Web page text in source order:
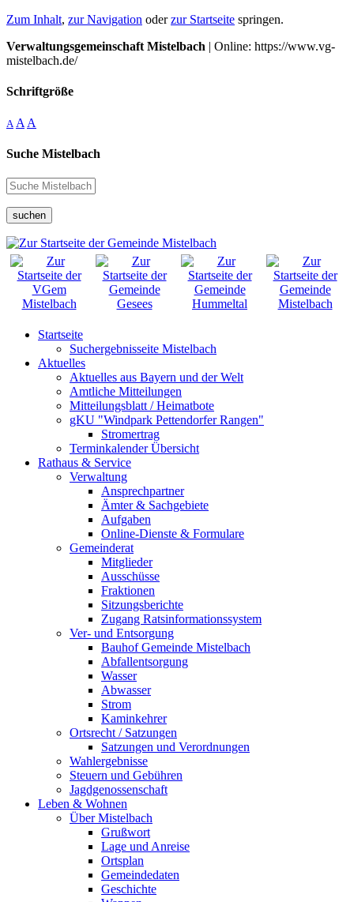
Zum Inhalt, zur Navigation oderzur Startseite springen.
Verwaltungsgemeinschaft Mistelbach | Online: https://www.vg-
mistelbach.de/
Schriftgröße
A A A
Suche Mistelbach
suchen
Startseite
Suchergebnisseite Mistelbach
Aktuelles
Aktuelles aus Bayern und der Welt
Amtliche Mitteilungen
Mitteilungsblatt / Heimatbote
gKU "Windpark Pettendorfer Rangen"
Stromertrag
Terminkalender Übersicht
Rathaus & Service
Verwaltung
Ansprechpartner
Ämter & Sachgebiete
Aufgaben
Online-Dienste & Formulare
Gemeinderat
Mitglieder
Ausschüsse
Fraktionen
Sitzungsberichte
Zugang Ratsinformationssystem
Ver- und Entsorgung
Bauhof Gemeinde Mistelbach
Abfallentsorgung
Wasser
Abwasser
Strom
Kaminkehrer
Ortsrecht / Satzungen
Satzungen und Verordnungen
Wahlergebnisse
Steuern und Gebühren
Jagdgenossenschaft
Leben & Wohnen
Über Mistelbach
Grußwort
Lage und Anreise
Ortsplan
Gemeindedaten
Geschichte